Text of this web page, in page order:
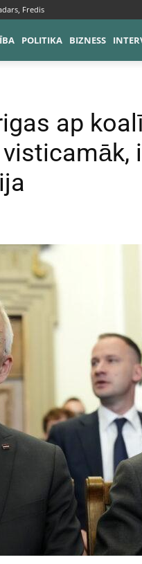
Fredis
POLITIKA BIZNESS
ap